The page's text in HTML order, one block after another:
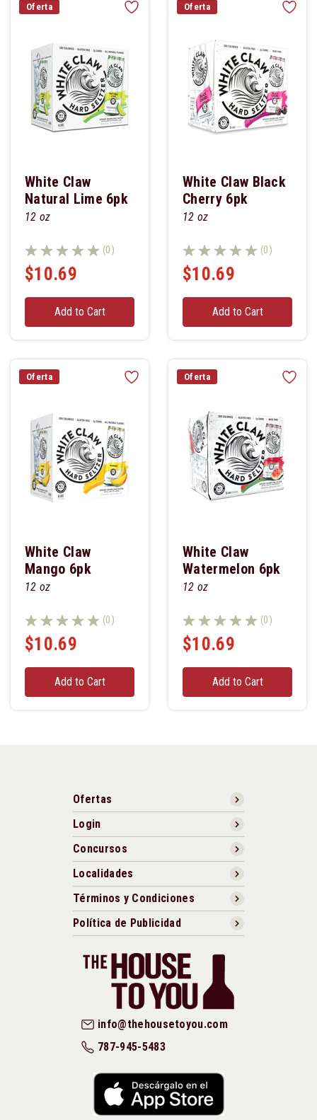
Oferta
White Claw
Natural Lime 6pk
12 oz
(0)
$10.69
Add to Cart
Oferta
White Claw Black
Cherry 6pk
12 oz
(0)
$10.69
Add to Cart
Oferta
White Claw
Mango 6pk
12 oz
(0)
$10.69
Add to Cart
Oferta
White Claw
Watermelon 6pk
12 oz
(0)
$10.69
Add to Cart
Ofertas
Login
Concursos
Localidades
Términos y Condiciones
Política de Publicidad
info@thehousetoyou.com
787-945-5483